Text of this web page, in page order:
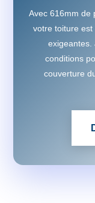
Avec 616mm de
votre toiture
exigeantes.
conditions
couverture